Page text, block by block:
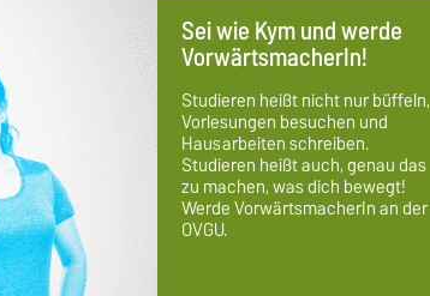
Sei wie Kym und werde
VorwärtsmacherIn!
Studieren heißt nicht nur büffeln,
Vorlesungen besuchen und
Hausarbeiten schreiben.
Studieren heißt auch, genau das
zu machen, was dich bewegt!
Werde VorwärtsmacherIn an der
OVGU.